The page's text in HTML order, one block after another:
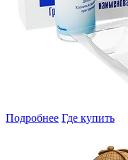
Подробнее Где купить